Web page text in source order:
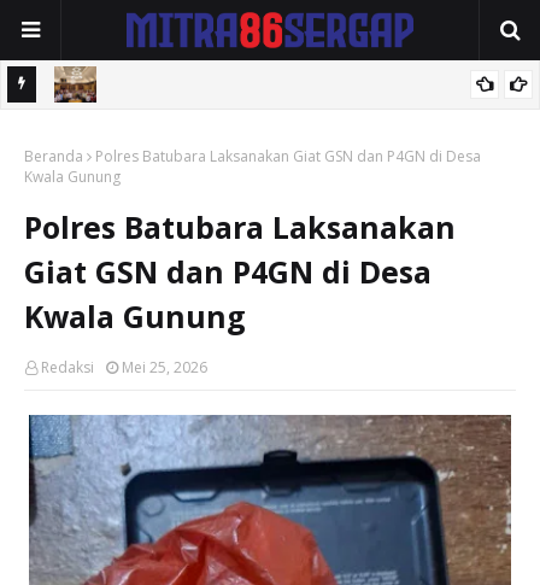
Terima Kasih kepada DPP KBMI dan DPP PPMI atas Suksesnya
Rakornas 2026
Beranda
Polres Batubara Laksanakan Giat GSN dan P4GN di Desa
Kwala Gunung
Polres Batubara Laksanakan
Giat GSN dan P4GN di Desa
Kwala Gunung
Redaksi Mei 25, 2026